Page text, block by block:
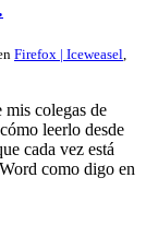
Firefox | Iceweasel,
colegas de
leerlo desde
cada vez está
como digo en